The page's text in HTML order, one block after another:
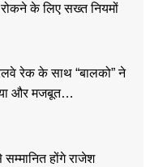
रोकने के लिए सख्त नियमों
रेलवे रेक के साथ “बालको” ने
और मजबूत…
होंगे राजेश